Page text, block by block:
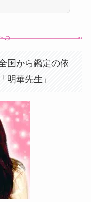
国から鑑定の依
明華先生」